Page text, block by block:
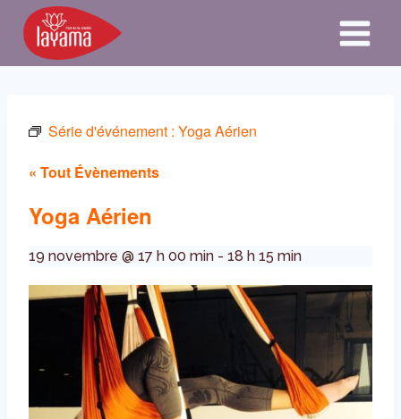
Aller
contenu
Série d'événement : Yoga Aérien
« Tout Évènements
Yoga Aérien
19 novembre @ 17 h 00 min - 18 h 15 min